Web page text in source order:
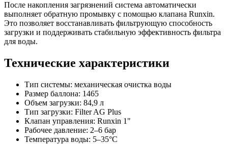
После накопления загрязнений система автоматически
выполняет обратную промывку с помощью клапана Runxin.
Это позволяет восстанавливать фильтрующую способность
загрузки и поддерживать стабильную эффективность фильтра
для воды.
Технические характеристики
Тип системы: механическая очистка воды
Размер баллона: 1465
Объем загрузки: 84,9 л
Тип загрузки: Filter AG Plus
Клапан управления: Runxin 1"
Рабочее давление: 2–6 бар
Температура воды: 5–35°C